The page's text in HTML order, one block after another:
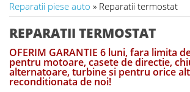
Reparatii piese auto » Reparatii termostat
REPARATII TERMOSTAT
OFERIM GARANTIE 6 luni, fara limita
pentru motoare, casete de directie,
alternatoare, turbine si pentru orice
reconditionata de noi!